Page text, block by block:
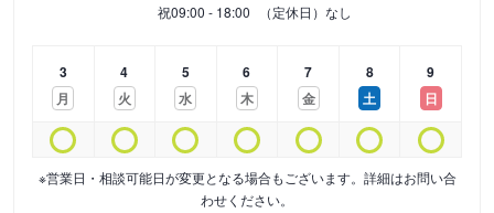
祝09:00 - 18:00 （定休日）なし
3
月
4
火
5
水
6
木
7
金
8
土
9
日
※営業日・相談可能日が変更となる場合もございます。詳細はお問い合
わせください。